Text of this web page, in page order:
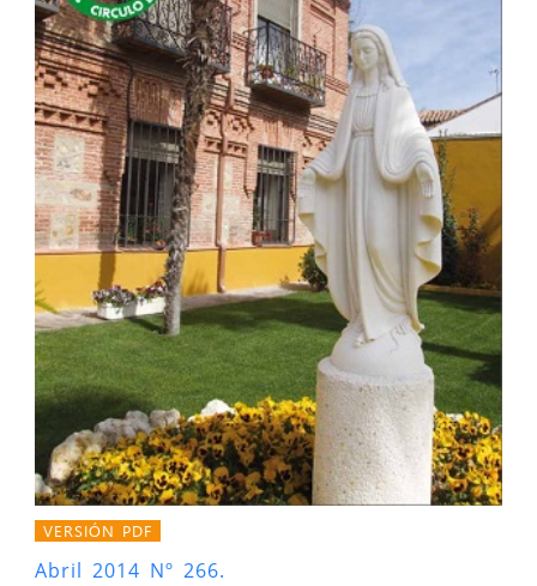
VERSIÓN PDF
Abril 2014 Nº 266.